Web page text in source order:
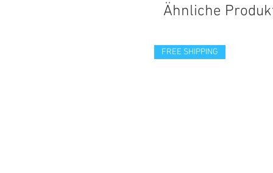
Ähnliche
FREE SHIPPING